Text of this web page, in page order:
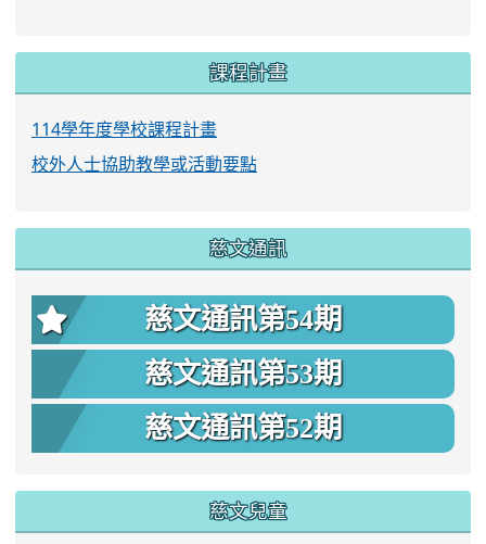
課程計畫
114學年度學校課程計畫
校外人士協助教學或活動要點
慈文通訊
慈文通訊第54期
慈文通訊第53期
慈文通訊第52期
慈文兒童